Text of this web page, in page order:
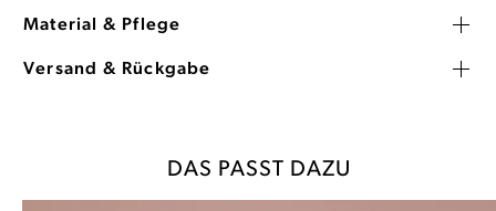
Material & Pflege
Versand & Rückgabe
DAS PASST DAZU